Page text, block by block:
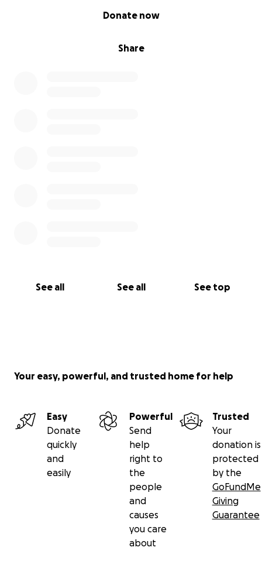
Share
Donate now
See all See all See top
Your easy, powerful, and trusted home for help
Easy
Donate
quickly
and
easily
Powerful
Send
help
right to
the
people
and
causes
you care
about
Trusted
Your
donation is
protected
by the
GoFundMe
Giving
Guarantee